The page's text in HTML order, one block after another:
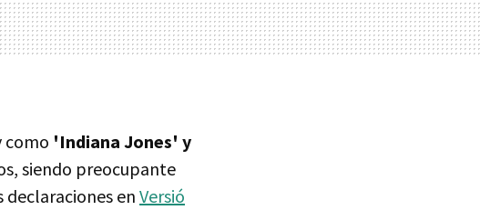
como 'Indiana Jones' y
siendo preocupante
en Versió